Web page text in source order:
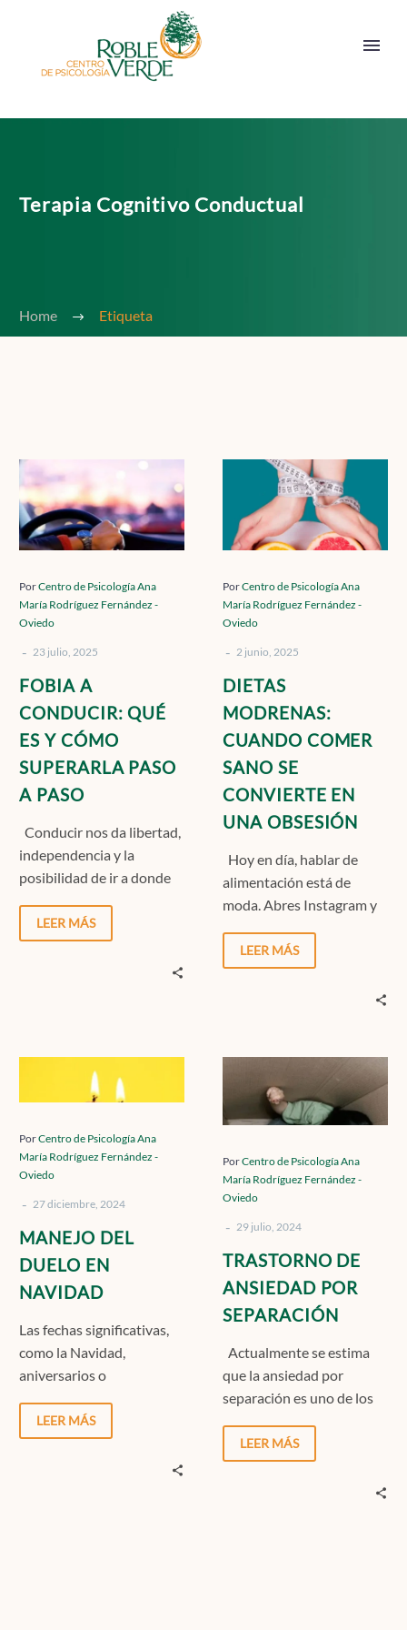
Localízanos
Solicita cita
Terapia Cognitivo Conductual
Home Etiqueta
A
CONDUCIR:
QUÉ
Y
CÓMO
PorCentro de Psicología Ana
María Rodríguez Fernández -
Oviedo
- 23 julio, 2025
FOBIA A
CONDUCIR: QUÉ
ES Y CÓMO
SUPERARLA PASO
A PASO
Conducir nos da libertad,
independencia y la
posibilidad de ir a donde
muchas personas, solo
pensar…
LEER MÁS
DIETAS
MODRENAS:
CUANDO
COMER
SE
CONVIERTE
PorCentro de Psicología Ana
María Rodríguez Fernández -
Oviedo
- 2 junio, 2025
DIETAS
MODRENAS:
CUANDO COMER
SANO SE
CONVIERTE EN
UNA OBSESIÓN
Hoy en día, hablar de
alimentación está de
moda. Abres Instagram y
perfectos de avena,…
LEER MÁS
DEL
EN
NAVIDAD
PorCentro de Psicología Ana
María Rodríguez Fernández -
Oviedo
- 27 diciembre, 2024
MANEJO DEL
DUELO EN
NAVIDAD
Las fechas significativas,
como la Navidad,
aniversarios o
poderoso impacto
emocional, ya que están
LEER MÁS
TRASTORNO
DE
ANSIEDAD
SEPARACIÓN
PorCentro de Psicología Ana
María Rodríguez Fernández -
Oviedo
- 29 julio, 2024
TRASTORNO DE
ANSIEDAD POR
SEPARACIÓN
Actualmente se estima
que la ansiedad por
separación es uno de los
comúnmente
desarrollados en niños
LEER MÁS